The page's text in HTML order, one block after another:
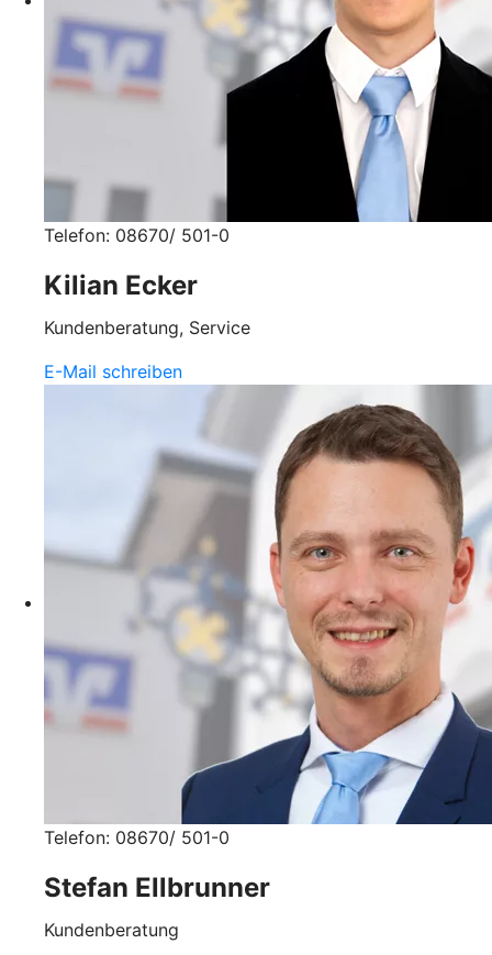
Telefon: 08670/ 501-0
Kilian Ecker
Kundenberatung, Service
E-Mail schreiben
Telefon: 08670/ 501-0
Stefan Ellbrunner
Kundenberatung